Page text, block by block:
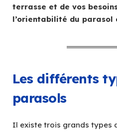
terrasse et de vos
l’orientabilité du parasol
Les différents
parasols
Il existe trois grands types